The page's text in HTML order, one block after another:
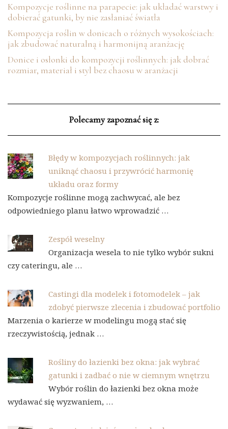
Kompozycje roślinne na parapecie: jak układać warstwy i
dobierać gatunki, by nie zasłaniać światła
Kompozycja roślin w donicach o różnych wysokościach:
jak zbudować naturalną i harmonijną aranżację
Donice i osłonki do kompozycji roślinnych: jak dobrać
rozmiar, materiał i styl bez chaosu w aranżacji
Polecamy zapoznać się z:
Błędy w kompozycjach roślinnych: jak
uniknąć chaosu i przywrócić harmonię
układu oraz formy
Kompozycje roślinne mogą zachwycać, ale bez
odpowiedniego planu łatwo wprowadzić …
Zespół weselny
Organizacja wesela to nie tylko wybór sukni
czy cateringu, ale …
Castingi dla modelek i fotomodelek – jak
zdobyć pierwsze zlecenia i zbudować portfolio
Marzenia o karierze w modelingu mogą stać się
rzeczywistością, jednak …
Rośliny do łazienki bez okna: jak wybrać
gatunki i zadbać o nie w ciemnym wnętrzu
Wybór roślin do łazienki bez okna może
wydawać się wyzwaniem, …